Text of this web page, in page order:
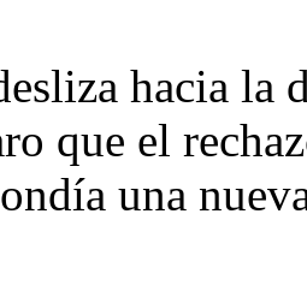
hacia
que el
una